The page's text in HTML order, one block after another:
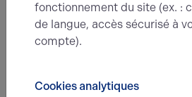
01.12.2023 EXPÉRIENCES CLIENTS
Barrault s'implante à Beauvais
fonctionnement du site (ex. :
de langue, accès sécurisé à
compte).
Cookies analytiques